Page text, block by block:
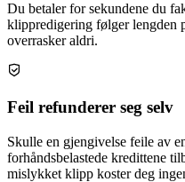
Du betaler for sekundene du
klippredigering følger lengden
overrasker aldri.
Feil refunderer seg selv
Skulle en gjengivelse feile av
forhåndsbelastede kredittene
mislykket klipp koster deg